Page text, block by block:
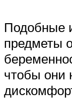
Подобные
предметы
чтобы они